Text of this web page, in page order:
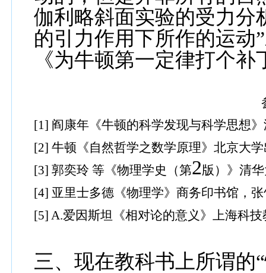
伽利略斜面实验的受力分
的引力作用下所作的运动
《为牛顿第一定律打个补
[1] 阎康年《牛顿的科学发现与科学思想
[2]牛顿《自然哲学之数学原理》北京大
[3]郭奕玲 等《物理学史（第2版）》清
[4] 亚里士多德《物理学》商务印书馆，
[5] A.爱因斯坦《相对论的意义》上海科
三、现在教科书上所谓的